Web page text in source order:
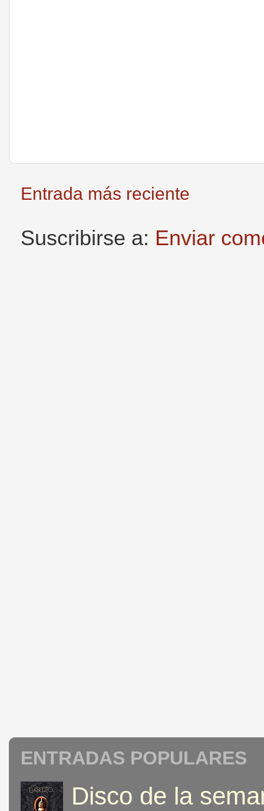
Entrada más reciente
Suscribirse a: Enviar
ENTRADAS POPULARES
Disco de la